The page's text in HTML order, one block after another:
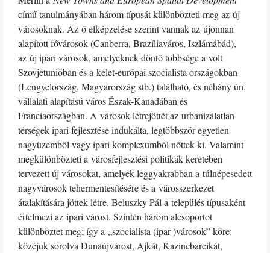
című tanulmányában három típusát különbözteti meg az új
városoknak. Az ő elképzelése szerint vannak az újonnan
alapított fővárosok (Canberra, Brazíliaváros, Iszlámábád),
az új ipari városok, amelyeknek döntő többsége a volt
Szovjetunióban és a kelet-európai szocialista országokban
(Lengyelország, Magyarország stb.) található, és néhány ún.
vállalati alapítású város Észak-Kanadában és
Franciaországban. A városok létrejöttét az urbanizálatlan
térségek ipari fejlesztése indukálta, legtöbbször egyetlen
nagyüzemből vagy ipari komplexumból nőttek ki. Valamint
megkülönbözteti a városfejlesztési politikák keretében
tervezett új városokat, amelyek leggyakrabban a túlnépesedett
nagyvárosok tehermentesítésére és a városszerkezet
átalakítására jöttek létre. Beluszky Pál a település típusaként
értelmezi az ipari várost. Szintén három alcsoportot
különböztet meg; így a „szocialista (ipar-)városok” köre:
közéjük sorolva Dunaújvárost, Ajkát, Kazincbarcikát,